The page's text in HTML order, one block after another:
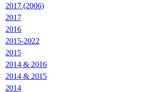
2017 (2006)
2017
2016
2015-2022
2015
2014 & 2016
2014 & 2015
2014